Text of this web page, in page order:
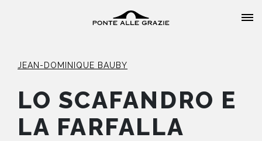
HOME
JEAN-DOMINIQUE BAUBY
LO SCAFANDRO E
LA FARFALLA